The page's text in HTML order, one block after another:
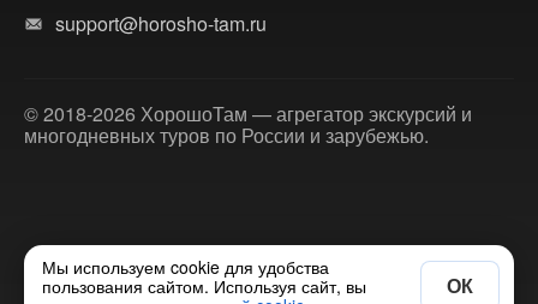
support@horosho-tam.ru
© 2018-2026 ХорошоТам — агрегатор экскурсий и
многодневных туров по России и зарубежью.
Мы используем cookie для удобства
пользования сайтом. Используя сайт, вы
ОК